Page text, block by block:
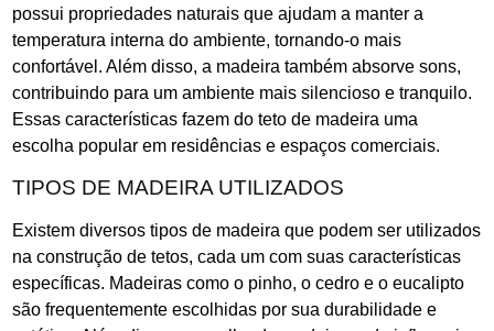
possui propriedades naturais que ajudam a manter a
temperatura interna do ambiente, tornando-o mais
confortável. Além disso, a madeira também absorve sons,
contribuindo para um ambiente mais silencioso e tranquilo.
Essas características fazem do teto de madeira uma
escolha popular em residências e espaços comerciais.
TIPOS DE MADEIRA UTILIZADOS
Existem diversos tipos de madeira que podem ser utilizados
na construção de tetos, cada um com suas características
específicas. Madeiras como o pinho, o cedro e o eucalipto
são frequentemente escolhidas por sua durabilidade e